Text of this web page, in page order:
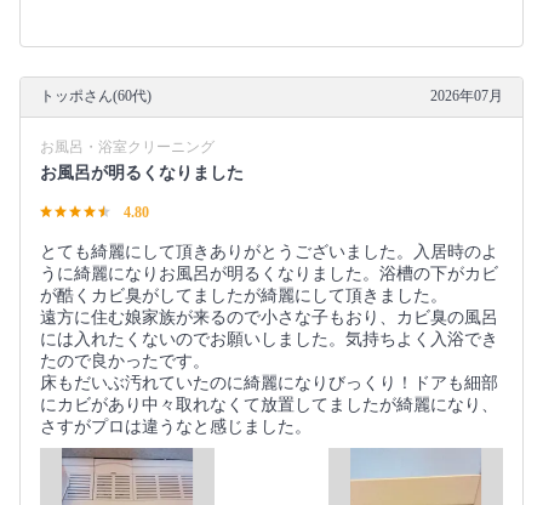
トッポさん(60代) 2026年07月
お風呂・浴室クリーニング
お風呂が明るくなりました
4.80
とても綺麗にして頂きありがとうございました。入居時のよ
うに綺麗になりお風呂が明るくなりました。浴槽の下がカビ
が酷くカビ臭がしてましたが綺麗にして頂きました。
遠方に住む娘家族が来るので小さな子もおり、カビ臭の風呂
には入れたくないのでお願いしました。気持ちよく入浴でき
たので良かったです。
床もだいぶ汚れていたのに綺麗になりびっくり！ドアも細部
にカビがあり中々取れなくて放置してましたが綺麗になり、
さすがプロは違うなと感じました。